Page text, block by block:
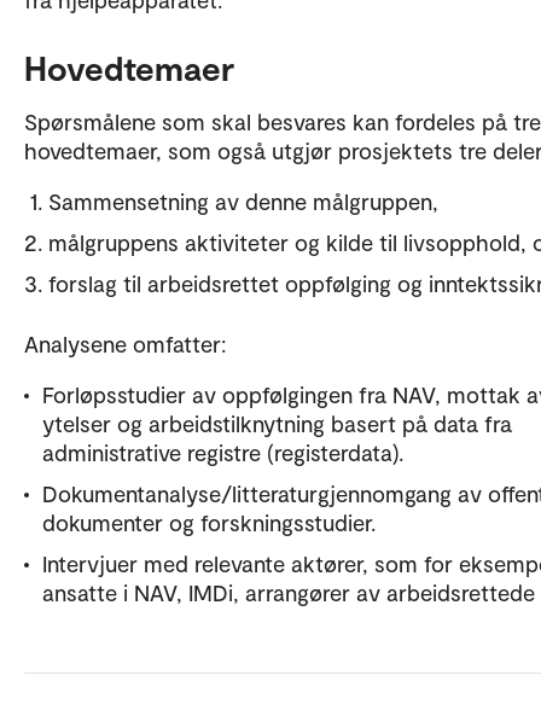
Hovedtemaer
Spørsmålene som skal besvares kan fordeles på tre
hovedtemaer, som også utgjør prosjektets tre
Sammensetning av denne målgruppen,
målgruppens aktiviteter og kilde til livsopphold,
forslag til arbeidsrettet oppfølging og
Analysene omfatter:
Forløpsstudier av oppfølgingen fra NAV, mottak
ytelser og arbeidstilknytning basert på data fra
administrative registre (registerdata).
Dokumentanalyse/litteraturgjennomgang av
dokumenter og forskningsstudier.
Intervjuer med relevante aktører, som for
ansatte i NAV, IMDi, arrangører av